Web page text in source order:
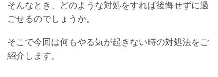
そんなとき、どのような対処をすれば後悔せずに過
ごせるのでしょうか。
そこで今回は何もやる気が起きない時の対処法をご
紹介します。